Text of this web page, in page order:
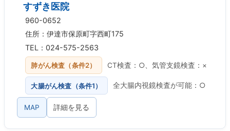
すずき医院
960-0652
住所：伊達市保原町字西町175
TEL：024-575-2563
肺がん検査（条件2） CT検査：○、気管支鏡検査：×
大腸がん検査（条件1） 全大腸内視鏡検査が可能：○
MAP 詳細を見る